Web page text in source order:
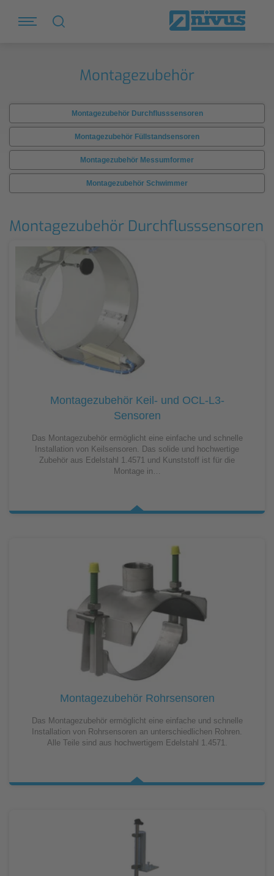
Montagezubehör
Montagezubehör Durchflusssensoren
Montagezubehör Füllstandsensoren
Montagezubehör Messumformer
Montagezubehör Schwimmer
Montagezubehör Durchflusssensoren
Montagezubehör Keil- und OCL-L3-
Sensoren
Das Montagezubehör ermöglicht eine einfache und schnelle
Installation von Keilsensoren. Das solide und hochwertige
Zubehör aus Edelstahl 1.4571 und Kunststoff ist für die
Montage in…
Montagezubehör Rohrsensoren
Das Montagezubehör ermöglicht eine einfache und schnelle
Installation von Rohrsensoren an unterschiedlichen Rohren.
Alle Teile sind aus hochwertigem Edelstahl 1.4571.